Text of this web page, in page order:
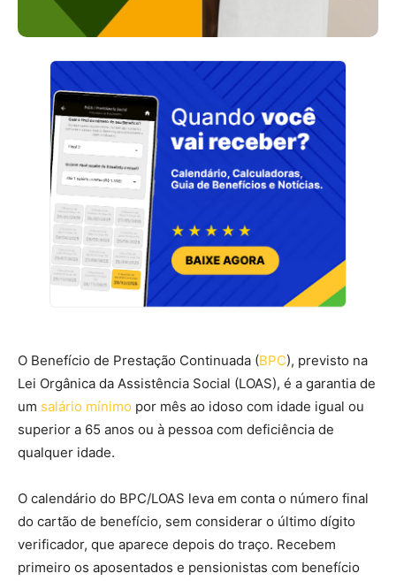
O Benefício de Prestação Continuada (BPC), previsto na
Lei Orgânica da Assistência Social (LOAS), é a garantia de
um salário mínimo por mês ao idoso com idade igual ou
superior a 65 anos ou à pessoa com deficiência de
qualquer idade.
O calendário do BPC/LOAS leva em conta o número final
do cartão de benefício, sem considerar o último dígito
verificador, que aparece depois do traço. Recebem
primeiro os aposentados e pensionistas com benefício